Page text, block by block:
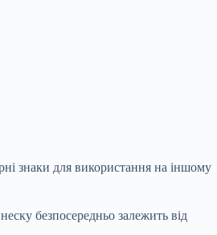
знаки для використання на іншому
безпосередньо залежить від